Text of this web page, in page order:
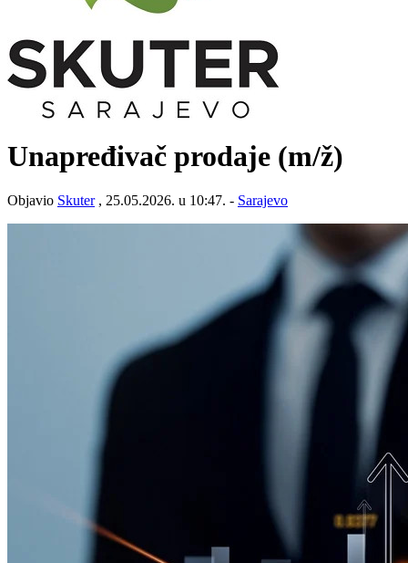
Unapređivač prodaje (m/ž)
Objavio Skuter, 25.05.2026. u 10:47. - Sarajevo